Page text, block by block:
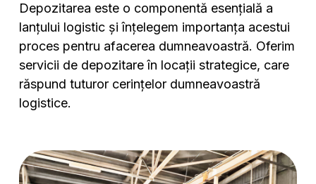
Depozitarea este o componentă esențială a
lanțului logistic și înțelegem importanța acestui
proces pentru afacerea dumneavoastră. Oferim
servicii de depozitare în locații strategice, care
răspund tuturor cerințelor dumneavoastră
logistice.